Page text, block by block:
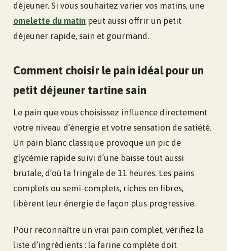
déjeuner. Si vous souhaitez varier vos matins, une
omelette du matin peut aussi offrir un petit
déjeuner rapide, sain et gourmand.
Comment choisir le pain idéal pour un
petit déjeuner tartine sain
Le pain que vous choisissez influence directement
votre niveau d’énergie et votre sensation de satiété.
Un pain blanc classique provoque un pic de
glycémie rapide suivi d’une baisse tout aussi
brutale, d’où la fringale de 11 heures. Les pains
complets ou semi-complets, riches en fibres,
libèrent leur énergie de façon plus progressive.
Pour reconnaître un vrai pain complet, vérifiez la
liste d’ingrédients : la farine complète doit